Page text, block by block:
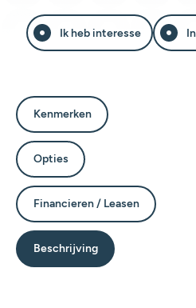
Ik heb interesse
Kenmerken
Opties
Financieren / Leasen
Beschrijving